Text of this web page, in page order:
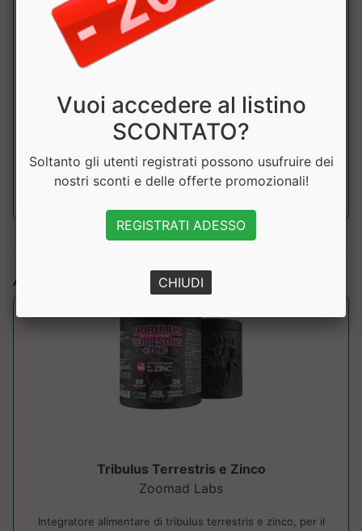
Estratto di
fieno greco
di cui saponine
125mg
Zinco 15mg 150%
Articoli simili:
Tribulus Terrestris e Zinco
Zoomad Labs
Integratore alimentare di tribulus terrestris e zinco, per il
Vuoi accedere al listino
SCONTATO?
Soltanto gli utenti registrati possono usufruire dei
nostri sconti e delle offerte promozionali!
REGISTRATI ADESSO
CHIUDI